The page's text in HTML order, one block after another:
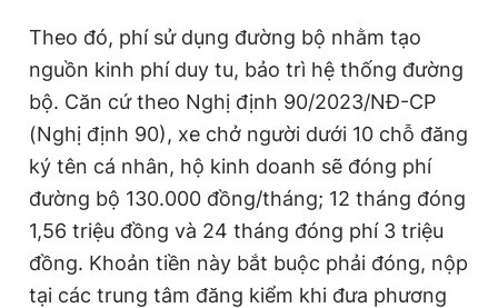
Phó tổng biên tập: Lâm Hiếu Dũng
Phó tổng biên tập: Trần Việt Hưng
Tổng thư ký tòa soạn: Đức Trung
Giấy phép xuất bản số 110/GP - BTTTT cấp ngày 24.3.2020
© 2003-2026 Bản quyền thuộc về Báo Thanh Niên. Cấm sao
chép dưới mọi hình thức nếu không có sự chấp thuận bằng văn
bản. Phát triển bởi ePi Technologies, JSC.
Theo đó, phí sử dụng đường bộ nhằm tạo
nguồn kinh phí duy tu, bảo trì hệ thống đường
bộ. Căn cứ theo Nghị định 90/2023/NĐ-CP
(Nghị định 90), xe chở người dưới 10 chỗ đăng
ký tên cá nhân, hộ kinh doanh sẽ đóng phí
đường bộ 130.000 đồng/tháng; 12 tháng đóng
1,56 triệu đồng và 24 tháng đóng phí 3 triệu
đồng. Khoản tiền này bắt buộc phải đóng, nộp
tại các trung tâm đăng kiểm khi đưa phương